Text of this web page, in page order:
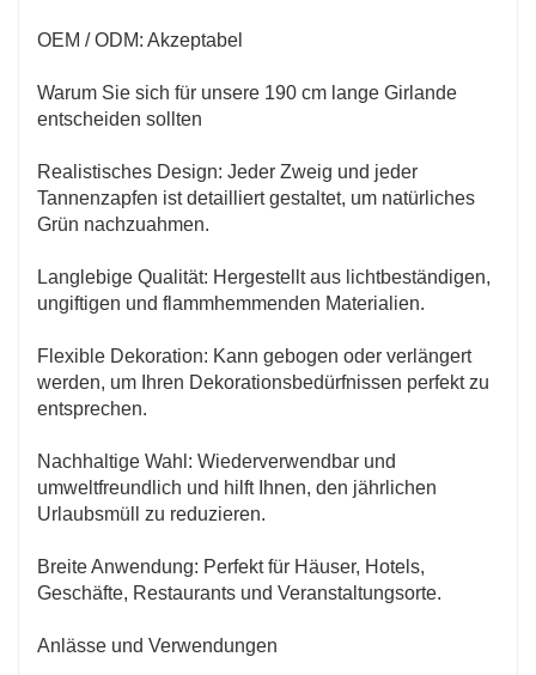
OEM / ODM: Akzeptabel
Warum Sie sich für unsere 190 cm lange Girlande
entscheiden sollten
Realistisches Design: Jeder Zweig und jeder
Tannenzapfen ist detailliert gestaltet, um natürliches
Grün nachzuahmen.
Langlebige Qualität: Hergestellt aus lichtbeständigen,
ungiftigen und flammhemmenden Materialien.
Flexible Dekoration: Kann gebogen oder verlängert
werden, um Ihren Dekorationsbedürfnissen perfekt zu
entsprechen.
Nachhaltige Wahl: Wiederverwendbar und
umweltfreundlich und hilft Ihnen, den jährlichen
Urlaubsmüll zu reduzieren.
Breite Anwendung: Perfekt für Häuser, Hotels,
Geschäfte, Restaurants und Veranstaltungsorte.
Anlässe und Verwendungen